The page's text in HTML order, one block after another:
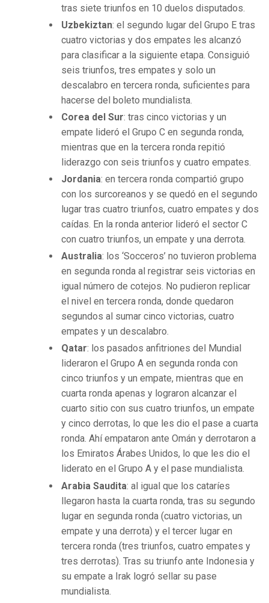
tras siete triunfos en 10 duelos disputados.
Uzbekiztan: el segundo lugar del Grupo E tras
cuatro victorias y dos empates les alcanzó
para clasificar a la siguiente etapa. Consiguió
seis triunfos, tres empates y solo un
descalabro en tercera ronda, suficientes para
hacerse del boleto mundialista.
Corea del Sur: tras cinco victorias y un
empate lideró el Grupo C en segunda ronda,
mientras que en la tercera ronda repitió
liderazgo con seis triunfos y cuatro empates.
Jordania: en tercera ronda compartió grupo
con los surcoreanos y se quedó en el segundo
lugar tras cuatro triunfos, cuatro empates y dos
caídas. En la ronda anterior lideró el sector C
con cuatro triunfos, un empate y una derrota.
Australia: los ‘Socceros’ no tuvieron problema
en segunda ronda al registrar seis victorias en
igual número de cotejos. No pudieron replicar
el nivel en tercera ronda, donde quedaron
segundos al sumar cinco victorias, cuatro
empates y un descalabro.
Qatar: los pasados anfitriones del Mundial
lideraron el Grupo A en segunda ronda con
cinco triunfos y un empate, mientras que en
cuarta ronda apenas y lograron alcanzar el
cuarto sitio con sus cuatro triunfos, un empate
y cinco derrotas, lo que les dio el pase a cuarta
ronda. Ahí empataron ante Omán y derrotaron a
los Emiratos Árabes Unidos, lo que les dio el
liderato en el Grupo A y el pase mundialista.
Arabia Saudita: al igual que los cataríes
llegaron hasta la cuarta ronda, tras su segundo
lugar en segunda ronda (cuatro victorias, un
empate y una derrota) y el tercer lugar en
tercera ronda (tres triunfos, cuatro empates y
tres derrotas). Tras su triunfo ante Indonesia y
su empate a Irak logró sellar su pase
mundialista.